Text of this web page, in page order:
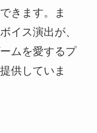
きます。ま
イス演出が、
ムを愛するプ
供していま